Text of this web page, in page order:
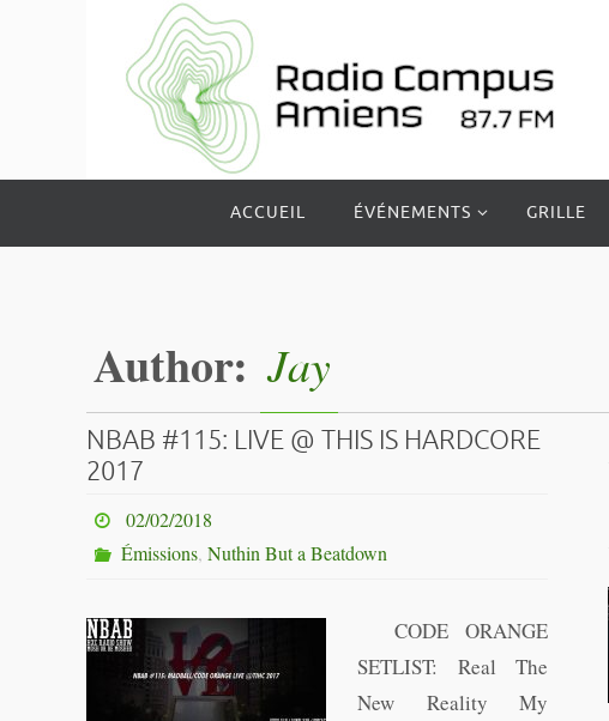
le
ACCUEIL ÉVÉNEMENTS GRILLE
Author: Jay
NBAB #115: LIVE @ THIS IS HARDCORE
2017
02/02/2018
Émissions, Nuthin But a Beatdown
CODE ORANGE
SETLIST: Real The
New Reality My